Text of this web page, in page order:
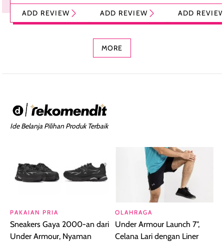
Tint Stick,
Foundation dan
ADD REVIEW
Pelembap Bibir
dengan Aroma
ADD REVIEW
Cream Glossy
Ringan
ADD
MORE
Ide Belanja Pilihan Produk Terbaik
PAKAIAN PRIA
Sneakers Gaya 2000-an dari
Under Armour, Nyaman
OLAHRAGA
Under Armour Launch 7",
Celana Lari dengan Liner